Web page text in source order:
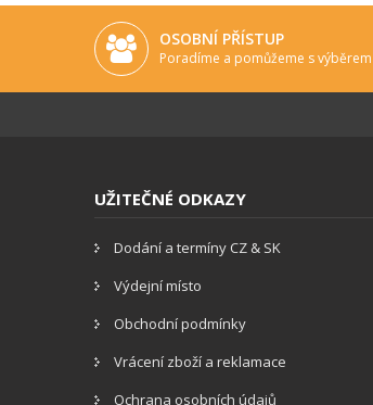
OSOBNÍ PŘÍSTUP
Poradíme a pomůžeme s výběrem
UŽITEČNÉ ODKAZY
Dodání a termíny CZ & SK
Výdejní místo
Obchodní podmínky
Vrácení zboží a reklamace
Ochrana osobních údajů